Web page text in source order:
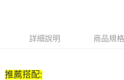
每筆NT$80，滿NT$2,000(含以上)免運
詳細說明 商品規格
推薦搭配: